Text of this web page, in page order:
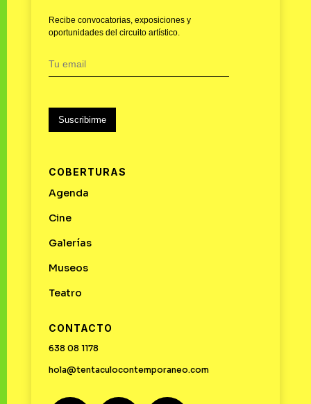
Recibe convocatorias, exposiciones y
oportunidades del circuito artístico.
Suscribirme
COBERTURAS
Agenda
Cine
Galerías
Museos
Teatro
CONTACTO
638 08 1178
hola@tentaculocontemporaneo.com